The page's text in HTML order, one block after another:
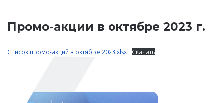
Промо-акции в октябре 2023 г.
Список промо-акций в октябре 2023.xlsx Скачать